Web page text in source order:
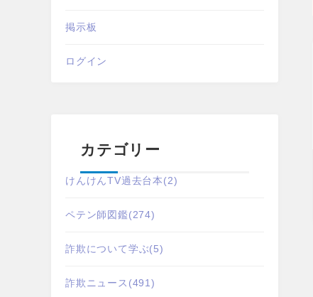
掲示板
ログイン
カテゴリー
けんけんTV過去台本(2)
ペテン師図鑑(274)
詐欺について学ぶ(5)
詐欺ニュース (491)